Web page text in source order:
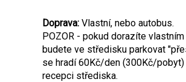
Doprava:Vlastní, nebo autobus.
POZOR - pokud dorazíte vlastním
budete ve středisku parkovat
se hradí 60Kč/den (300Kč/pobyt)
recepci střediska.